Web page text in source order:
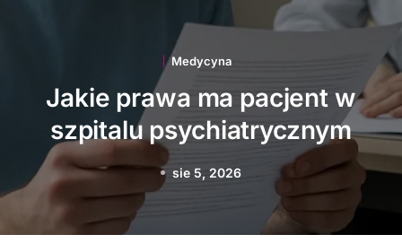
Medycyna
Jakie innowacje
technologiczne wspierają
polską medycynę
sie 3, 2026